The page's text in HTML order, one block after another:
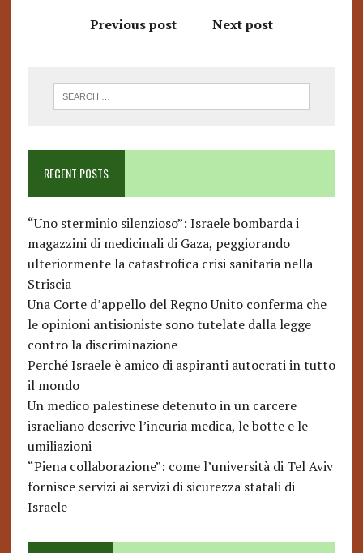
Previous post Next post
RECENT POSTS
“Uno sterminio silenzioso”: Israele bombarda i
magazzini di medicinali di Gaza, peggiorando
ulteriormente la catastrofica crisi sanitaria nella
Striscia
Una Corte d’appello del Regno Unito conferma che
le opinioni antisioniste sono tutelate dalla legge
contro la discriminazione
Perché Israele è amico di aspiranti autocrati in tutto
il mondo
Un medico palestinese detenuto in un carcere
israeliano descrive l’incuria medica, le botte e le
umiliazioni
“Piena collaborazione”: come l’università di Tel Aviv
fornisce servizi ai servizi di sicurezza statali di
Israele